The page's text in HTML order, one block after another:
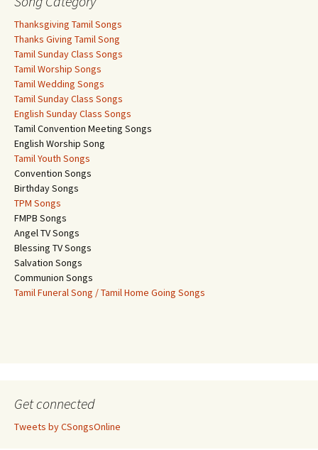
Thanksgiving Tamil Songs
Thanks Giving Tamil Song
Tamil Sunday Class Songs
Tamil Worship Songs
Tamil Wedding Songs
Tamil Sunday Class Songs
English Sunday Class Songs
Tamil Convention Meeting Songs
English Worship Song
Tamil Youth Songs
Convention Songs
Birthday Songs
TPM Songs
FMPB Songs
Angel TV Songs
Blessing TV Songs
Salvation Songs
Communion Songs
Tamil Funeral Song / Tamil Home Going Songs
Get connected
Tweets by CSongsOnline